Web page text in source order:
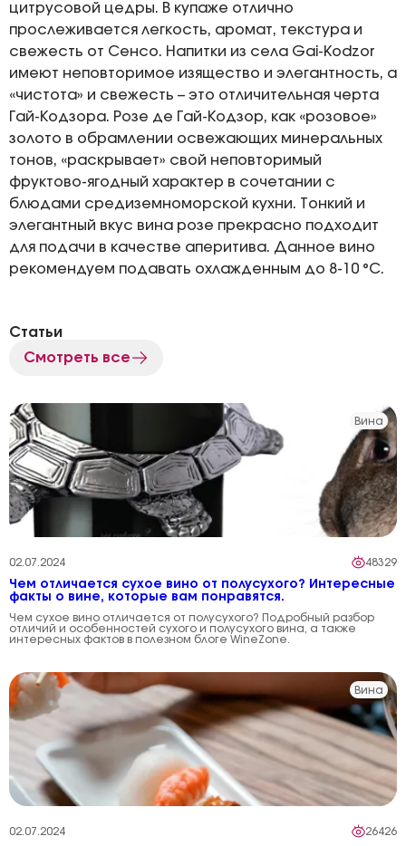
цитрусовой цедры. В купаже отлично
прослеживается легкость, аромат, текстура и
свежесть от Сенсо. Напитки из села Gai-Kodzor
имеют неповторимое изящество и элегантность, а
«чистота» и свежесть – это отличительная черта
Гай-Кодзора. Розе де Гай-Кодзор, как «розовое»
золото в обрамлении освежающих минеральных
тонов, «раскрывает» свой неповторимый
фруктово-ягодный характер в сочетании с
блюдами средиземноморской кухни. Тонкий и
элегантный вкус вина розе прекрасно подходит
для подачи в качестве аперитива. Данное вино
рекомендуем подавать охлажденным до 8-10 °С.
Статьи
Смотреть все
Вина
02.07.2024 48329
Чем отличается сухое вино от полусухого? Интересные
факты о вине, которые вам понравятся.
Чем сухое вино отличается от полусухого? Подробный разбор
отличий и особенностей сухого и полусухого вина, а также
интересных фактов в полезном блоге WineZone.
Вина
02.07.2024 26426